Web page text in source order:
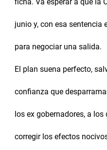
junio y, con esa sentencia
para negociar una salida.
El plan suena perfecto,
confianza que
los ex gobernadores, a
corregir los efectos